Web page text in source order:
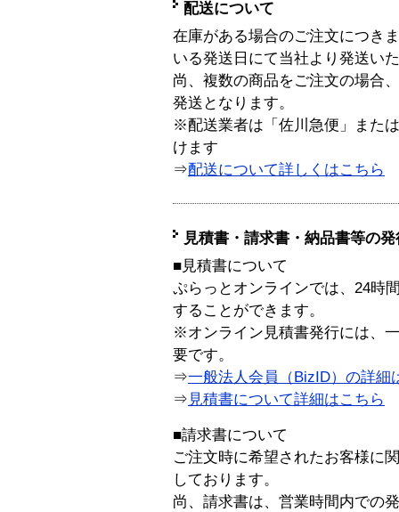
配送について
在庫がある場合のご注文につき
いる発送日にて当社より発送い
尚、複数の商品をご注文の場合
発送となります。
※配送業者は「佐川急便」また
けます
⇒配送について詳しくはこちら
見積書・請求書・納品書等の
■見積書について
ぷらっとオンラインでは、24時
することができます。
※オンライン見積書発行には、
要です。
⇒一般法人会員（BizID）の詳細
⇒ 見積書について詳細はこちら
■請求書について
ご注文時に希望されたお客様に
しております。
尚、請求書は、営業時間内での